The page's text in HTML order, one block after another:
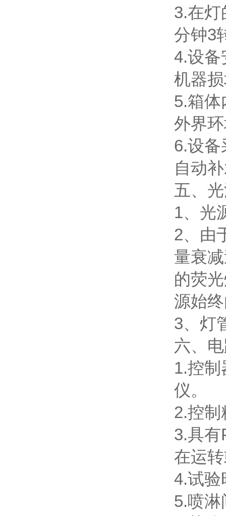
3.在灯
分钟3
4.设备
机器
5.箱
外界
6.设备
自动
五、
1、光
2、由
量衰
的荧
源始
3、灯
六、
1.控制
仪。
2.控
3.具有
在运
4.试验
5.喷淋